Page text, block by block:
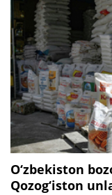
O‘zbekiston
Qozog‘iston